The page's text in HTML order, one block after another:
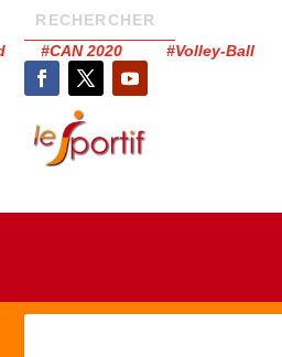
#CAN 2020 #Volley-Ball